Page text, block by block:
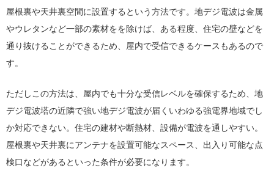
屋根裏や天井裏空間に設置するという方法です。地デジ電波は金属
やウレタンなど一部の素材をを除けば、ある程度、住宅の壁などを
通り抜けることができるため、屋内で受信できるケースもあるので
す。
ただしこの方法は、屋内でも十分な受信レベルを確保するため、地
デジ電波塔の近隣で強い地デジ電波が届くいわゆる強電界地域でし
か対応できない。住宅の建材や断熱材、設備が電波を通しやすい。
屋根裏や天井裏にアンテナを設置可能なスペース、出入り可能な点
検口などがあるといった条件が必要になります。